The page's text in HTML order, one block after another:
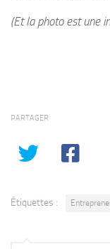
(Et la photo est une
PARTAGER
Étiquettes :